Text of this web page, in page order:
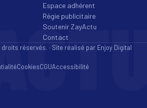
Espace adhérent
Régie publicitaire
Soutenir ZayActu
Contact
réservés. · Site réalisé par Enjoy Digital
CookiesCGUAccessibilité